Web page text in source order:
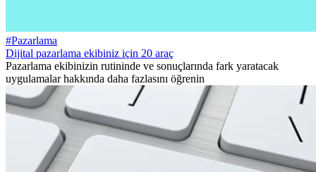
#Pazarlama
Dijital pazarlama ekibiniz için 20 araç
Pazarlama ekibinizin rutininde ve sonuçlarında fark yaratacak
uygulamalar hakkında daha fazlasını öğrenin